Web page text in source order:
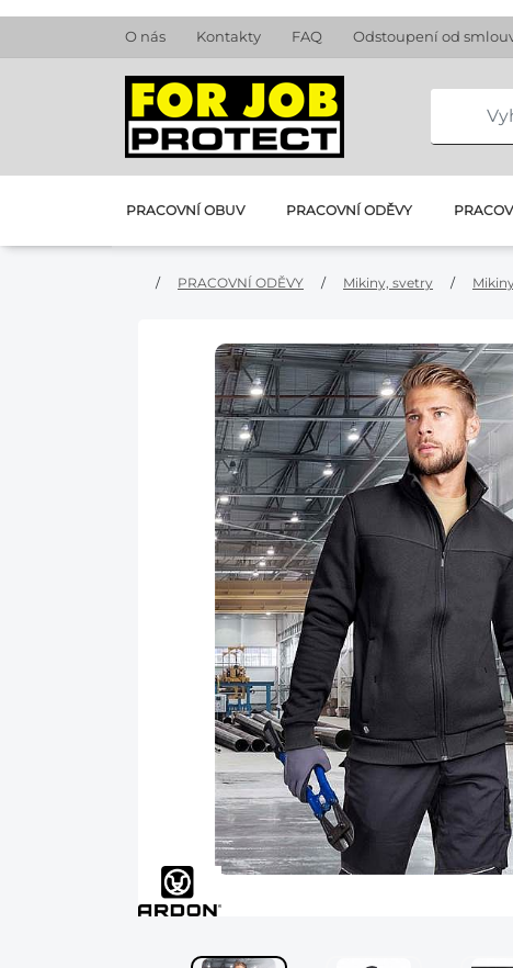
O nás Kontakty FAQ Odstoupení od
PRACOVNÍ OBUV PRACOVNÍ ODĚVY
/ PRACOVNÍ ODĚVY / Mikiny, svetry /